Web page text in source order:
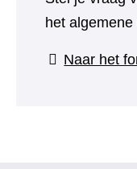
het
Naar het